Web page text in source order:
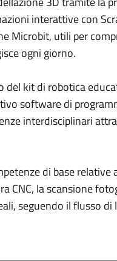
interattive con
Microbit, utili per
ogni giorno.
del kit di robotica
software di
interdisciplinari
di base
CNC, la scansione
seguendo il flusso